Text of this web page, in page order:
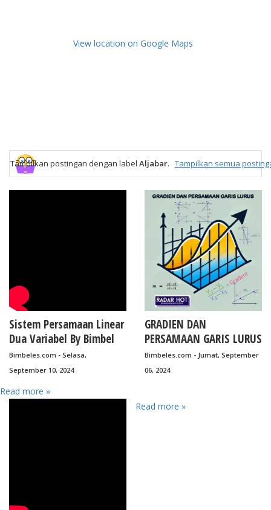
View location on Google Maps
Tampilkan postingan dengan labelAljabar. Tampilkan semua
Sistem Persamaan Linear
Dua Variabel By Bimbel
Jakarta Timur
Bimbeles.com - Selasa,
September 10, 2024
GRADIEN DAN
PERSAMAAN GARIS LURUS
By Bimbel Jakarta Timur
Bimbeles.com - Jumat, September
06, 2024
Read more »
Read more »